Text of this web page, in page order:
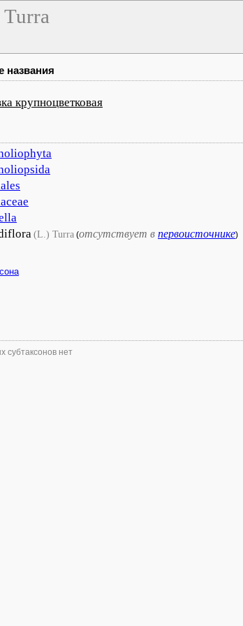
названия
крупноцветковая
(L.) Turra (отсутствует в первоисточнике)
субтаксонов нет